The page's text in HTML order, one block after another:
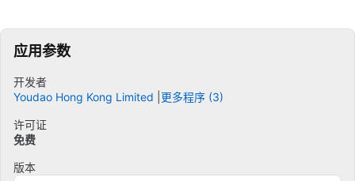
应用参数
开发者
Youdao Hong Kong Limited
更多程序 (3)
许可证
免费
版本